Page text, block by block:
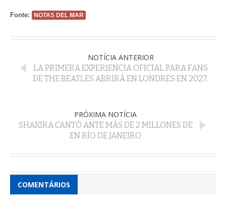
Fonte: NOTAS DEL MAR
NOTÍCIA ANTERIOR
LA PRIMERA EXPERIENCIA OFICIAL PARA FANS
DE THE BEATLES ABRIRÁ EN LONDRES EN 2027.
PRÓXIMA NOTÍCIA
SHAKIRA CANTÓ ANTE MÁS DE 2 MILLONES DE
EN RÍO DE JANEIRO
COMENTÁRIOS